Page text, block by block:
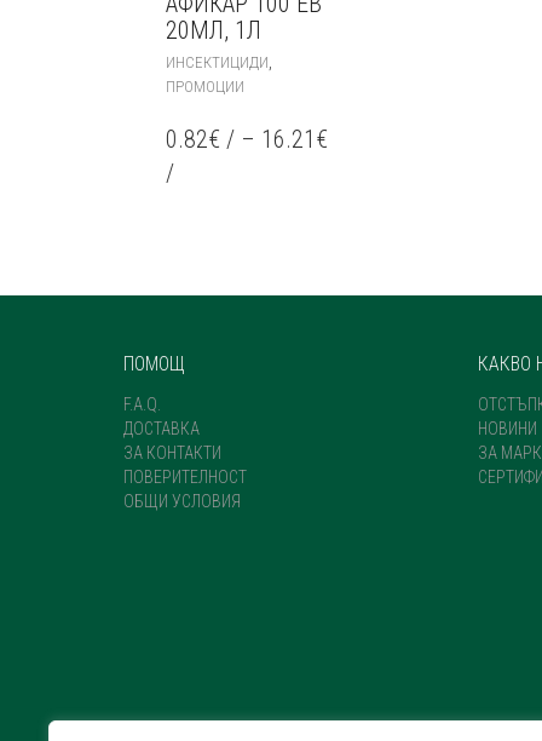
20МЛ, 1Л
ИНСЕКТИЦИДИ,
ПРОМОЦИИ
ON
0.82€ / – 16.21 €
/
ПОМОЩ
F.A.Q.
ДОСТАВКА
ЗА КОНТАКТИ
ПОВЕРИТЕЛНОСТ
ОБЩИ УСЛОВИЯ
КАКВО
НОВИНИ
ЗА